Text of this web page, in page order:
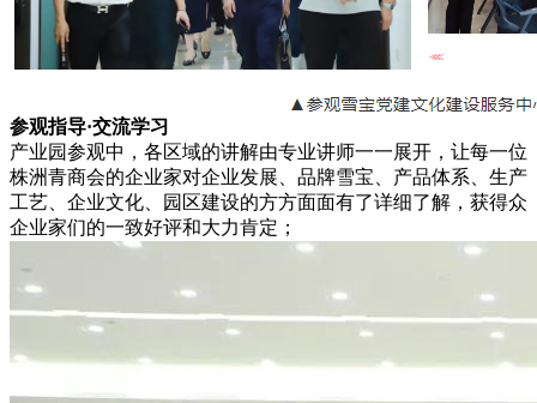
参观指导·交流学习
产业园参观中，各区域的讲解由专业讲师一一展开，让每一位
株洲青商会的企业家对企业发展、品牌雪宝、产品体系、生产
工艺、企业文化、园区建设的方方面面有了详细了解，获得众
企业家们的一致好评和大力肯定；